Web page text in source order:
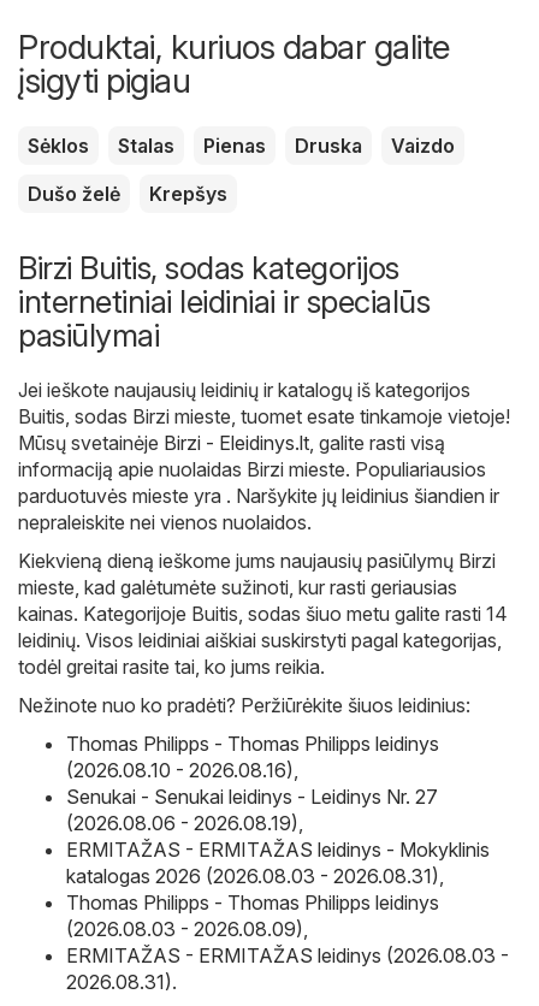
Produktai, kuriuos dabar galite
įsigyti pigiau
Sėklos Stalas Pienas Druska
Vaizdo
Dušo želė
Krepšys
Birzi Buitis, sodas kategorijos
internetiniai leidiniai ir specialūs
pasiūlymai
Jei ieškote naujausių leidinių ir katalogų iš kategorijos
Buitis, sodas Birzi mieste, tuomet esate tinkamoje vietoje!
Mūsų svetainėje Birzi - Eleidinys.lt , galite rasti visą
informaciją apie nuolaidas Birzi mieste. Populiariausios
parduotuvės mieste yra . Naršykite jų leidinius šiandien ir
nepraleiskite nei vienos nuolaidos.
Kiekvieną dieną ieškome jums naujausių pasiūlymų Birzi
mieste, kad galėtumėte sužinoti, kur rasti geriausias
kainas. Kategorijoje Buitis, sodas šiuo metu galite rasti 14
leidinių. Visos leidiniai aiškiai suskirstyti pagal kategorijas,
todėl greitai rasite tai, ko jums reikia.
Nežinote nuo ko pradėti? Peržiūrėkite šiuos leidinius:
Thomas Philipps - Thomas Philipps leidinys
(2026.08.10 - 2026.08.16)
Senukai - Senukai leidinys - Leidinys Nr. 27
(2026.08.06 - 2026.08.19)
ERMITAŽAS - ERMITAŽAS leidinys - Mokyklinis
katalogas 2026 (2026.08.03 - 2026.08.31)
Thomas Philipps - Thomas Philipps leidinys
(2026.08.03 - 2026.08.09)
ERMITAŽAS - ERMITAŽAS leidinys (2026.08.03 -
2026.08.31).